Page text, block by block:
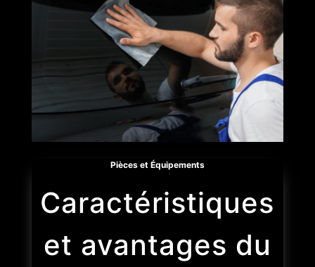
Pièces et Équipements
Caractéristiques
et avantages du